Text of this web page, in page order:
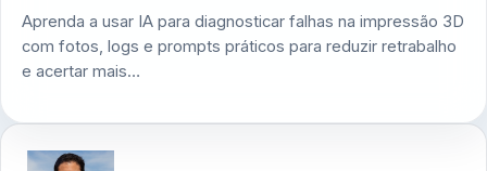
Aprenda a usar IA para diagnosticar falhas na impressão 3D
com fotos, logs e prompts práticos para reduzir retrabalho
e acertar mais…